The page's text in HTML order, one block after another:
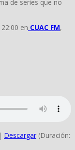
de series que no
en CUAC FM,
| Descargar (Duración: